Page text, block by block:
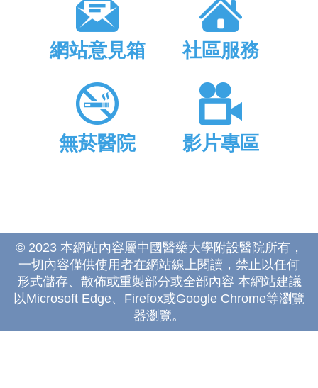
網站意見箱 社區服務
無菸醫院 影片專區
© 2023 本網站內容屬中國醫藥大學附設醫院所有，
一切內容僅供使用者在網站線上閱讀，禁止以任何
形式儲存、散佈或重製部分或全部內容 本網站建議
以Microsoft Edge、Firefox或Google Chrome等瀏覽
器瀏覽。